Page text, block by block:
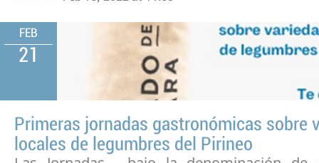
FEB
21
Primeras jornadas gastronómicas sobre
locales de legumbres del Pirineo